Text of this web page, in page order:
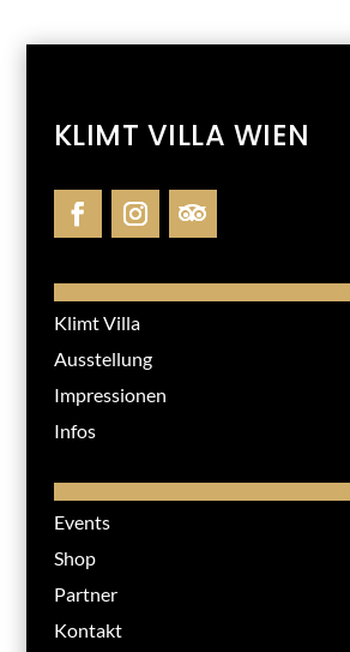
KLIMT VILLA WIEN
Klimt Villa
Ausstellung
Impressionen
Infos
Events
Shop
Partner
Kontakt